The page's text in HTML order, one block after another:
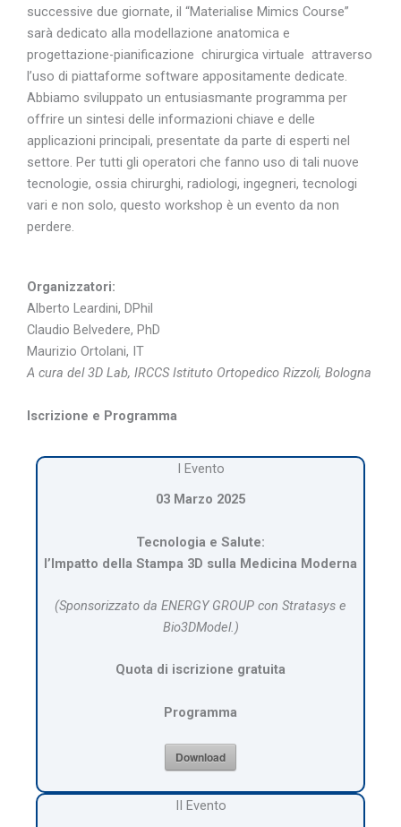
successive due giornate, il “Materialise Mimics Course”
sarà dedicato alla modellazione anatomica e
progettazione-pianificazione chirurgica virtuale attraverso
l’uso di piattaforme software appositamente dedicate.
Abbiamo sviluppato un entusiasmante programma per
offrire un sintesi delle informazioni chiave e delle
applicazioni principali, presentate da parte di esperti nel
settore. Per tutti gli operatori che fanno uso di tali nuove
tecnologie, ossia chirurghi, radiologi, ingegneri, tecnologi
vari e non solo, questo workshop è un evento da non
perdere.
Organizzatori:
Alberto Leardini, DPhil
Claudio Belvedere, PhD
Maurizio Ortolani, IT
A cura del 3D Lab, IRCCS Istituto Ortopedico Rizzoli, Bologna
Iscrizione e Programma
I Evento
03 Marzo 2025
Tecnologia e Salute:
l’Impatto della Stampa 3D sulla Medicina Moderna
(Sponsorizzato da ENERGY GROUP con Stratasys e
Bio3DModel.)
Quota di iscrizione gratuita
Programma
Download
II Evento